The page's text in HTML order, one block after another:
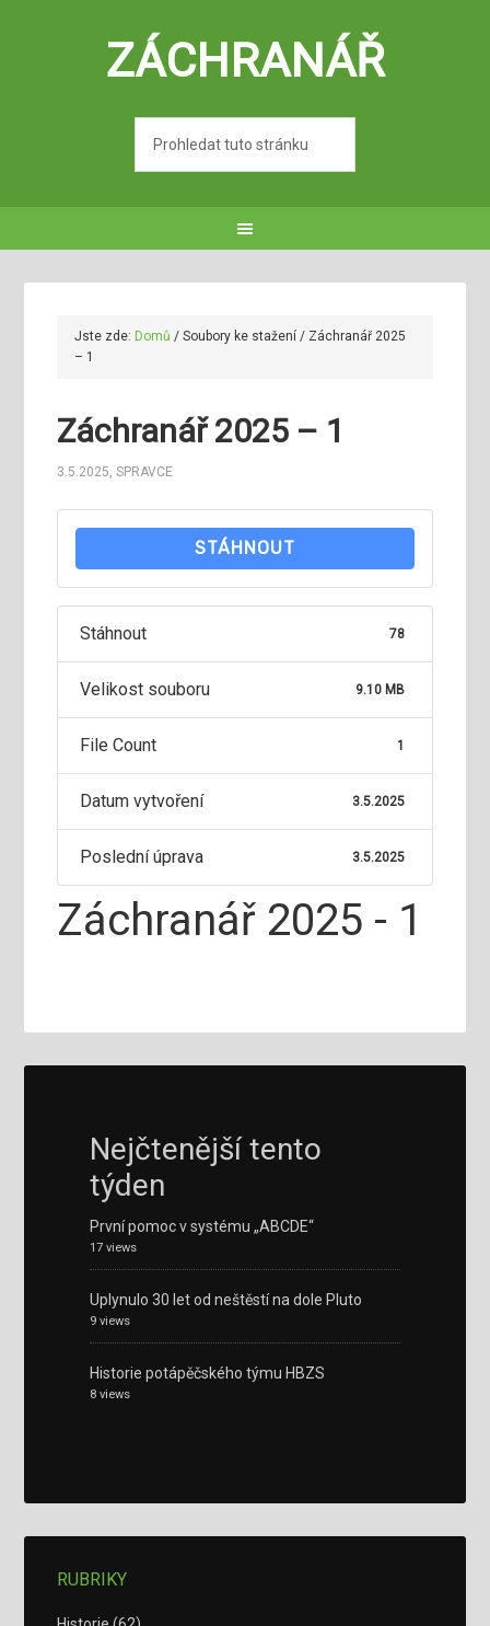
ZÁCHRANÁŘ
Jste zde: Domů / Soubory ke stažení/ Záchranář 2025
– 1
Záchranář 2025 – 1
3.5.2025,SPRAVCE
STÁHNOUT
Stáhnout 78
Velikost souboru 9.10 MB
File Count 1
Datum vytvoření 3.5.2025
Poslední úprava 3.5.2025
Záchranář 2025 - 1
Nejčtenější tento
týden
První pomoc v systému „ABCDE“
17 views
Uplynulo 30 let od neštěstí na dole Pluto
9 views
Historie potápěčského týmu HBZS
8 views
RUBRIKY